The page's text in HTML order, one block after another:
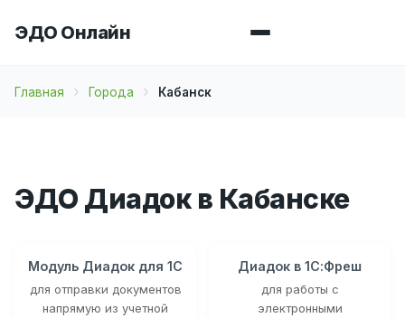
ЭДО Онлайн
Главная Города Кабанск
ЭДО Диадок в Кабанске
Модуль Диадок для 1С
для отправки документов
напрямую из учетной
Диадок в 1С:Фреш
для работы с
электронными